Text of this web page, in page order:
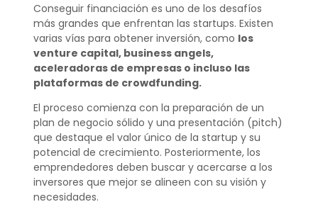
Conseguir financiación es uno de los desafíos
más grandes que enfrentan las startups. Existen
varias vías para obtener inversión, como los
venture capital, business angels,
aceleradoras de empresas o incluso las
plataformas de crowdfunding.
El proceso comienza con la preparación de un
plan de negocio sólido y una presentación (pitch)
que destaque el valor único de la startup y su
potencial de crecimiento. Posteriormente, los
emprendedores deben buscar y acercarse a los
inversores que mejor se alineen con su visión y
necesidades.